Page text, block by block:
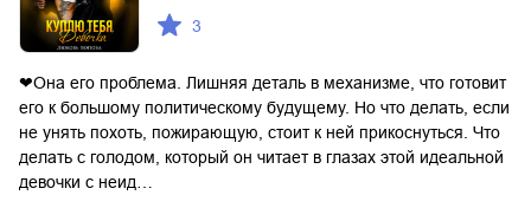
3
❤Она его проблема. Лишняя деталь в механизме, что готовит
его к большому политическому будущему. Но что делать, если
не унять похоть, пожирающую, стоит к ней прикоснуться. Что
делать с голодом, который он читает в глазах этой идеальной
девочки с неид…